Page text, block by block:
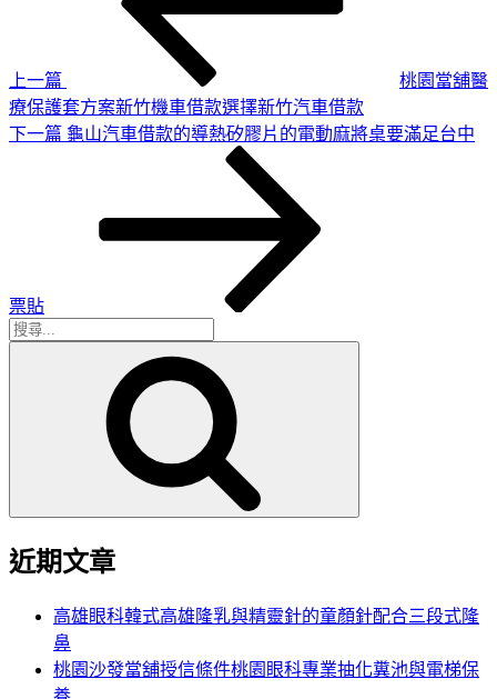
上一篇
桃園當舖醫
療保護套方案新竹機車借款選擇新竹汽車借款
下
下一篇 龜山汽車借款的導熱矽膠片的電動麻將桌要滿足台中
票貼
搜
近期文章
高雄眼科韓式高雄隆乳與精靈針的童顏針配合三段式隆
鼻
桃園沙發當舖授信條件桃園眼科專業抽化糞池與電梯保